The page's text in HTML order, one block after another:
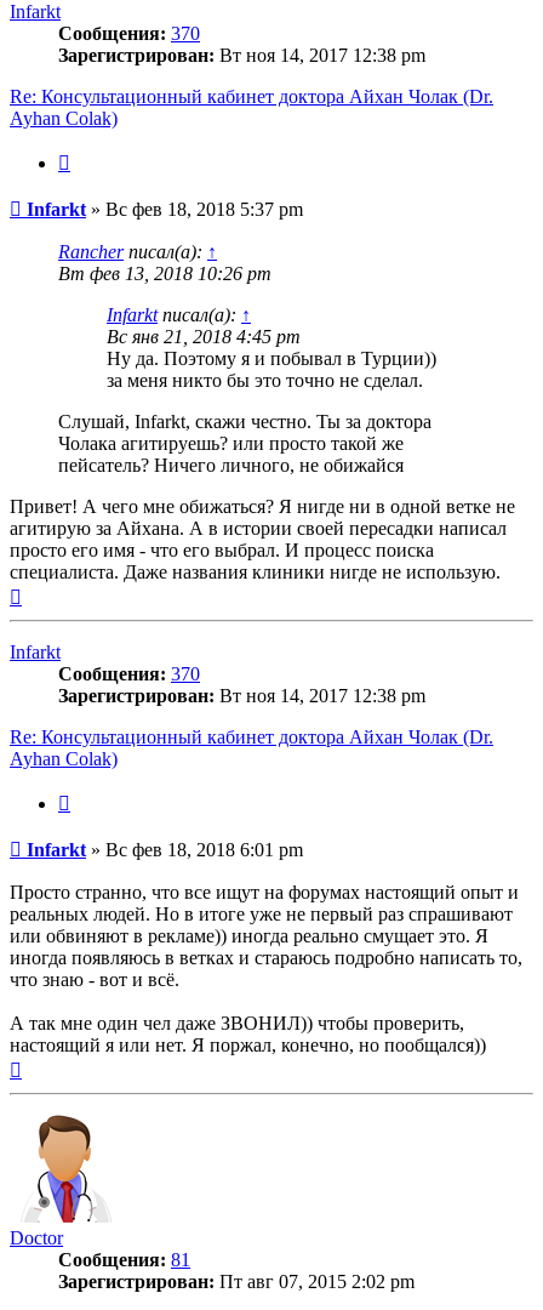
Infarkt
Сообщения: 370
Зарегистрирован: Вт ноя 14, 2017 12:38 pm
Re: Консультационный кабинет доктора Айхан Чолак (Dr.
Ayhan Colak)
Сообщение
Infarkt » Вс фев 18, 2018 5:37 pm
Rancherписал(а): ↑
Вт фев 13, 2018 10:26 pm
Infarktписал(а): ↑
Вс янв 21, 2018 4:45 pm
Ну да. Поэтому я и побывал в Турции))
за меня никто бы это точно не сделал.
Слушай, Infarkt, скажи честно. Ты за доктора
Чолака агитируешь? или просто такой же
пейсатель? Ничего личного, не обижайся
Привет! А чего мне обижаться? Я нигде ни в одной ветке не
агитирую за Айхана. А в истории своей пересадки написал
просто его имя - что его выбрал. И процесс поиска
специалиста. Даже названия клиники нигде не использую.
Infarkt
Сообщения: 370
Зарегистрирован: Вт ноя 14, 2017 12:38 pm
Re: Консультационный кабинет доктора Айхан Чолак (Dr.
Ayhan Colak)
Сообщение
Infarkt » Вс фев 18, 2018 6:01 pm
Просто странно, что все ищут на форумах настоящий опыт и
реальных людей. Но в итоге уже не первый раз спрашивают
или обвиняют в рекламе)) иногда реально смущает это. Я
иногда появляюсь в ветках и стараюсь подробно написать то,
что знаю - вот и всё.
А так мне один чел даже ЗВОНИЛ)) чтобы проверить,
настоящий я или нет. Я поржал, конечно, но пообщался))
Doctor
Сообщения: 81
Зарегистрирован: Пт авг 07, 2015 2:02 pm